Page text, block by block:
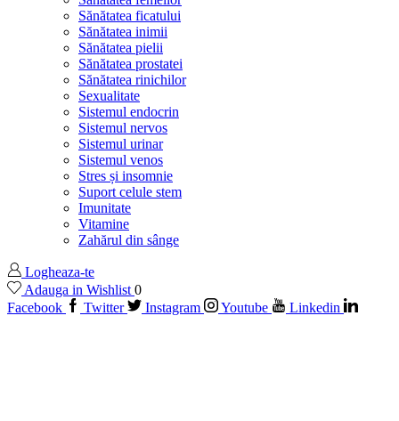
Sănătatea ficatului
Sănătatea inimii
Sănătatea pielii
Sănătatea prostatei
Sănătatea rinichilor
Sexualitate
Sistemul endocrin
Sistemul nervos
Sistemul urinar
Sistemul venos
Stres și insomnie
Suport celule stem
Imunitate
Vitamine
Zahărul din sânge
Logheaza-te
Adauga in Wishlist 0
Facebook
Twitter Instagram Youtube Linkedin